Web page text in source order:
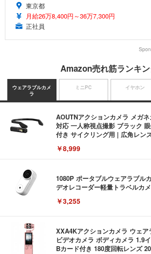
東京都
月給26万8,400円～36万7,300円
正社員
Amazon売れ筋ランキ
ウェアラブルカメ
ラ
AOUTNアクションカメラ メガ
対応 一人称視点撮影 ブラック
付き サイクリング用 | 広角レン
軽量ボディ設計 録音機能対応 着
行記録にも使いやすい (S111 ブ
￥8,999
1080P ポータブルウェアラブル
デオレコーダー軽量トラベルカ
￥3,255
XXA4Kアクションカメラ ウェ
ビデオカメラ ボディカメラ 1.9
Bカード付き 180度回転レンズ
ミニPC イヤホン